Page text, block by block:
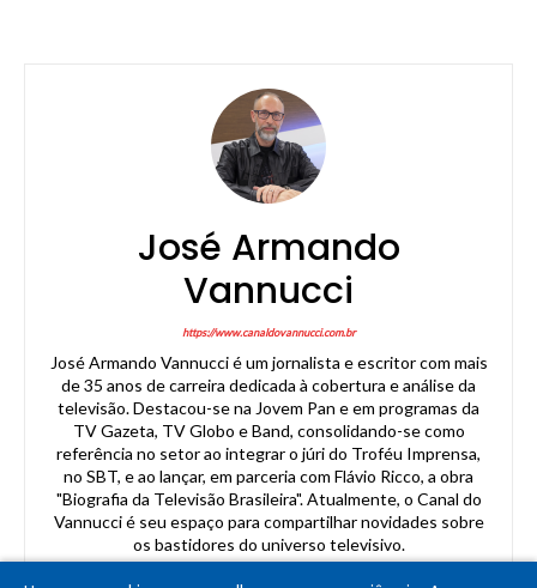
José Armando
Vannucci
https://www.canaldovannucci.com.br
José Armando Vannucci é um jornalista e escritor com mais
de 35 anos de carreira dedicada à cobertura e análise da
televisão. Destacou-se na Jovem Pan e em programas da
TV Gazeta, TV Globo e Band, consolidando-se como
referência no setor ao integrar o júri do Troféu Imprensa,
no SBT, e ao lançar, em parceria com Flávio Ricco, a obra
"Biografia da Televisão Brasileira". Atualmente, o Canal do
Vannucci é seu espaço para compartilhar novidades sobre
os bastidores do universo televisivo.